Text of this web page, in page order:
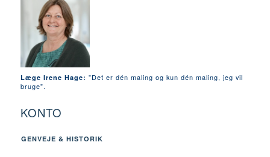
Læge Irene Hage: "Det er dén maling og kun dén maling, jeg vil
bruge".
KONTO
GENVEJE & HISTORIK